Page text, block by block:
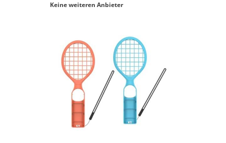
Keine weiteren Anbieter